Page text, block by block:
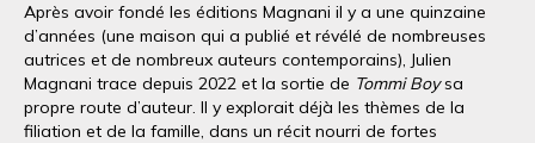
Après avoir fondé les éditions Magnani il y a une quinzaine
d’années (une maison qui a publié et révélé de nombreuses
autrices et de nombreux auteurs contemporains), Julien
Magnani trace depuis 2022 et la sortie de Tommi Boysa
propre route d’auteur. Il y explorait déjà les thèmes de la
filiation et de la famille, dans un récit nourri de fortes